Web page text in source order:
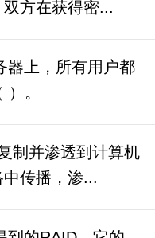
方在获得密...
器上，所有用户都
。
制并渗透到计算机
传播，渗...